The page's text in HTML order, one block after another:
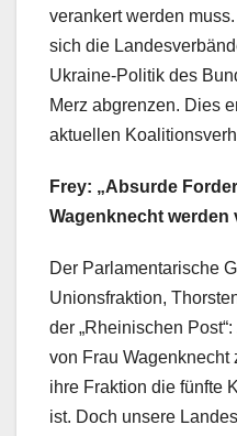
verankert werden
sich die
Ukraine-Politik des
Merz abgrenzen. Dies
aktuellen
Frey: „Absurde
Wagenknecht werden
Der Parlamentarische
Unionsfraktion,
der „Rheinischen
von Frau Wagenknecht
ihre Fraktion die fünfte
ist. Doch unsere